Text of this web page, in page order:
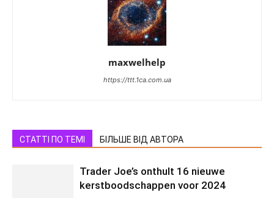
maxwelhelp
https://ttt.1ca.com.ua
СТАТТІ ПО ТЕМІ БІЛЬШЕ ВІД АВТОРА
Trader Joe’s onthult 16 nieuwe
kerstboodschappen voor 2024